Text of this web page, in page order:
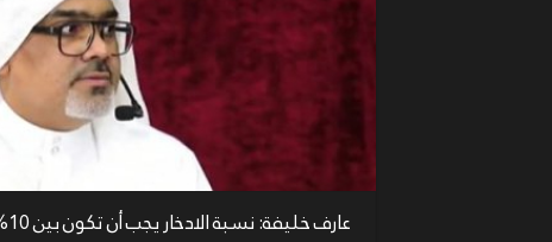
عارف خليفة: نسبة الادخار يجب أن تكون بين 10% و 12% ...